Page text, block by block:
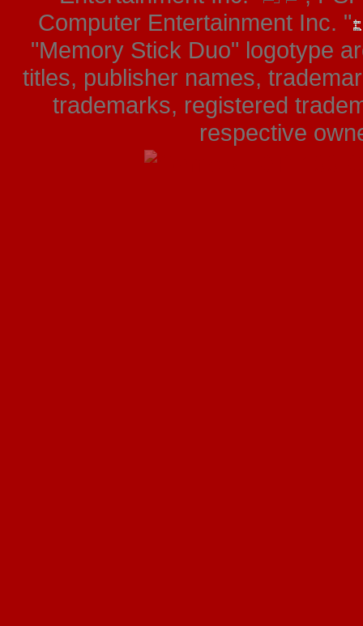
Computer Entertainment Inc. "
"Memory Stick Duo" logotype
titles, publisher names,
trademarks, registered
respective